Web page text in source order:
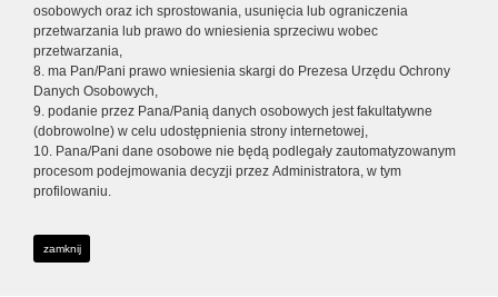
osobowych oraz ich sprostowania, usunięcia lub ograniczenia
przetwarzania lub prawo do wniesienia sprzeciwu wobec
przetwarzania,
8. ma Pan/Pani prawo wniesienia skargi do Prezesa Urzędu Ochrony
Danych Osobowych,
9. podanie przez Pana/Panią danych osobowych jest fakultatywne
(dobrowolne) w celu udostępnienia strony internetowej,
10. Pana/Pani dane osobowe nie będą podlegały zautomatyzowanym
procesom podejmowania decyzji przez Administratora, w tym
profilowaniu.
zamknij